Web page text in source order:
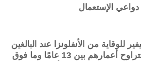
دواعي الإستعمال
للوقاية من الأنفلونزا عند البالغين
والمراهقين الذين تتراوح أعمارهم بين 13 عامًا وما فوق